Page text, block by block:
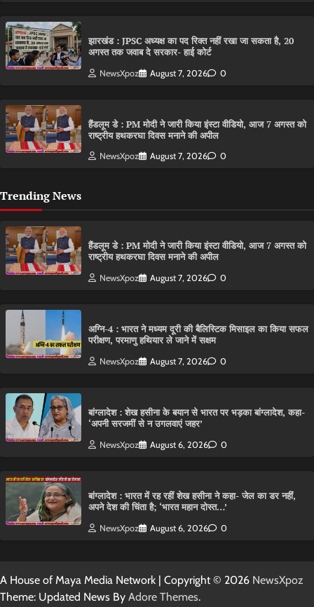
झारखंड : JPSC अध्यक्ष का पद रिक्त नहीं रखा जा सकता है, 20
अगस्त तक जवाब दे सरकार- हाई कोर्ट
NewsXpoz August 7, 2026 0
हैंडलूम डे : PM मोदी ने जारी किया इंस्टा वीडियो, आज 7 अगस्त को
राष्ट्रीय हथकरघा दिवस मनाने की अपील
NewsXpoz August 7, 2026 0
Trending News
हैंडलूम डे : PM मोदी ने जारी किया इंस्टा वीडियो, आज 7 अगस्त को
राष्ट्रीय हथकरघा दिवस मनाने की अपील
NewsXpoz August 7, 2026 0
अग्नि-4 : भारत ने मध्यम दूरी की बैलिस्टिक मिसाइल का किया सफल
परीक्षण, परमाणु हथियार ले जाने में सक्षम
NewsXpoz August 7, 2026 0
बांग्लादेश : शेख हसीना के बयान से भारत पर भड़का बांग्लादेश, कहा-
‘अपनी सरजमीं से न उगलवाएं जहर’
NewsXpoz August 6, 2026 0
बांग्लादेश : भारत में रह रहीं शेख हसीना ने कहा- जेल का डर नहीं,
अपने देश की चिंता है; ‘भारत महान दोस्त…’
NewsXpoz August 6, 2026 0
A House of Maya Media Network | Copyright © 2026 NewsXpoz
Theme: Updated News By Adore Themes.